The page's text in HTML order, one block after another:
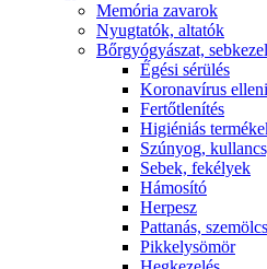
Memória zavarok
Nyugtatók, altatók
Bőrgyógyászat,
É́gési sérülés
Koronavírus
Fertőtlenítés
Higiéniás
Szúnyog,
Sebek, fekélyek
Hámosító
Herpesz
Pattanás,
Pikkelysömör